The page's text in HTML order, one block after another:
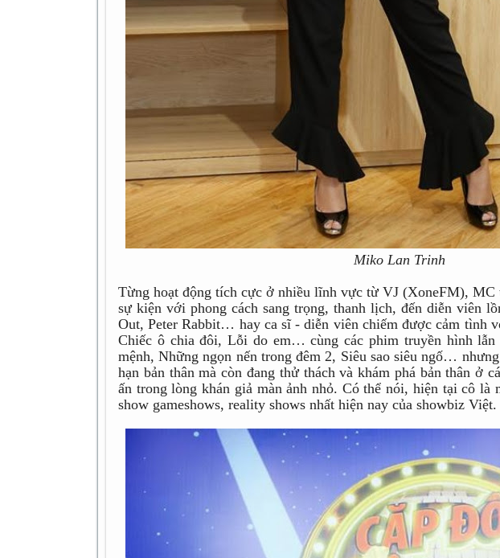
Miko Lan Trinh
Từng hoạt động tích cực ở nhiều lĩnh vực từ VJ (XoneFM), MC
sự kiện với phong cách sang trọng, thanh lịch, đến diễn viên
Out, Peter Rabbit… hay ca sĩ - diễn viên chiếm được cảm tình
Chiếc ô chia đôi, Lỗi do em… cùng các phim truyền hình
mệnh, Những ngọn nến trong đêm 2, Siêu sao siêu ngố…
hạn bản thân mà còn đang thử thách và khám phá bản thân ở
ấn trong lòng khán giả màn ảnh nhỏ. Có thể nói, hiện tại cô là
show gameshows, reality shows nhất hiện nay của showbiz Việt.